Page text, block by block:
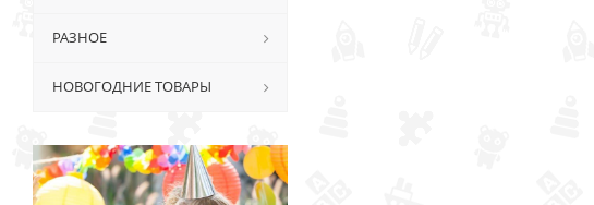
РАЗНОЕ
НОВОГОДНИЕ ТОВАРЫ